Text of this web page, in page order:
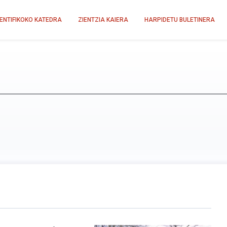
KATEDRA ZIENTZIA KAIERA HARPIDETU BULETINERA